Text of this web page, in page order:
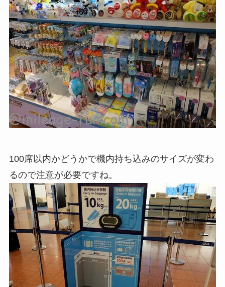
100席以内かどうかで機内持ち込みのサイズが変わ
るので注意が必要ですね。